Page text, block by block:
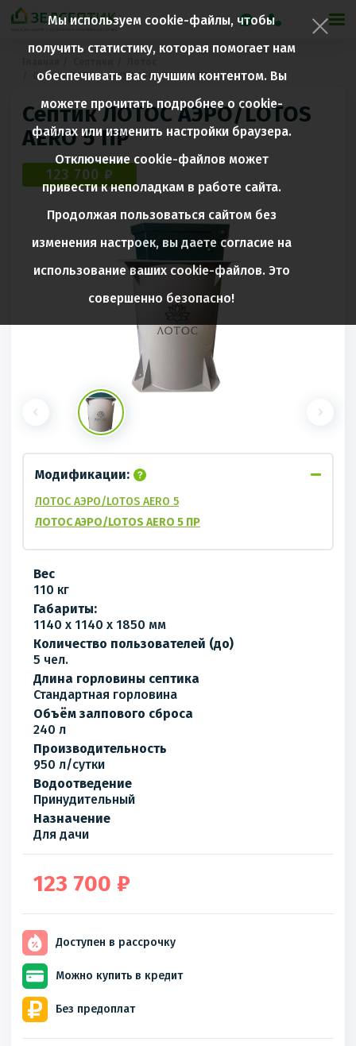
Септик ЛОТОС АЭРО/LOTOS AERO 5 ПР
Септик ЛОТОС АЭРО/LOTOS
AERO 5 ПР
123 700 ₽
Модификации:
ЛОТОС АЭРО/LOTOS AERO 5
ЛОТОС АЭРО/LOTOS AERO 5 ПР
Вес
110 кг
Габариты:
1140 x 1140 x 1850 мм
Количество пользователей (до)
5 чел.
Длина горловины септика
Стандартная горловина
Объём залпового сброса
240 л
Производительность
950 л/сутки
Водоотведение
Принудительный
Назначение
Для дачи
123 700 ₽
Доступен в рассрочку
Можно купить в кредит
Без предоплат
Мы используем cookie-файлы, чтобы
получить статистику, которая помогает нам
обеспечивать вас лучшим контентом. Вы
можете прочитать подробнее о cookie-
файлах или изменить настройки браузера.
Отключение cookie-файлов может
привести к неполадкам в работе сайта.
Продолжая пользоваться сайтом без
изменения настроек, вы даете согласие на
использование ваших cookie-файлов. Это
совершенно безопасно!